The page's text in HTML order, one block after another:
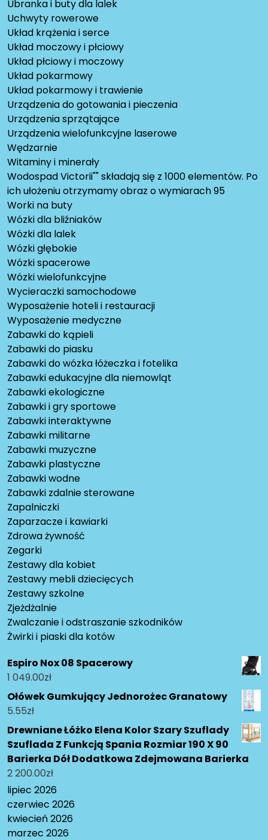
Ubranka i buty dla lalek
Uchwyty rowerowe
Układ krążenia i serce
Układ moczowy i płciowy
Układ płciowy i moczowy
Układ pokarmowy
Układ pokarmowy i trawienie
Urządzenia do gotowania i pieczenia
Urządzenia sprzątające
Urządzenia wielofunkcyjne laserowe
Wędzarnie
Witaminy i minerały
Wodospad Victorii"" składają się z 1000 elementów. Po
ich ułożeniu otrzymamy obraz o wymiarach 95
Worki na buty
Wózki dla bliźniaków
Wózki dla lalek
Wózki głębokie
Wózki spacerowe
Wózki wielofunkcyjne
Wycieraczki samochodowe
Wyposażenie hoteli i restauracji
Wyposażenie medyczne
Zabawki do kąpieli
Zabawki do piasku
Zabawki do wózka łóżeczka i fotelika
Zabawki edukacyjne dla niemowląt
Zabawki ekologiczne
Zabawki i gry sportowe
Zabawki interaktywne
Zabawki militarne
Zabawki muzyczne
Zabawki plastyczne
Zabawki wodne
Zabawki zdalnie sterowane
Zapalniczki
Zaparzacze i kawiarki
Zdrowa żywność
Zegarki
Zestawy dla kobiet
Zestawy mebli dziecięcych
Zestawy szkolne
Zjeżdżalnie
Zwalczanie i odstraszanie szkodników
Żwirki i piaski dla kotów
Espiro Nox 08 Spacerowy
1 049.00zł
Ołówek Gumkujący Jednorożec Granatowy
5.55zł
Drewniane Łóżko Elena Kolor Szary Szuflady
Szuflada Z Funkcją Spania Rozmiar 190 X 90
Barierka Dół Dodatkowa Zdejmowana Barierka
2 200.00zł
lipiec 2026
czerwiec 2026
kwiecień 2026
marzec 2026